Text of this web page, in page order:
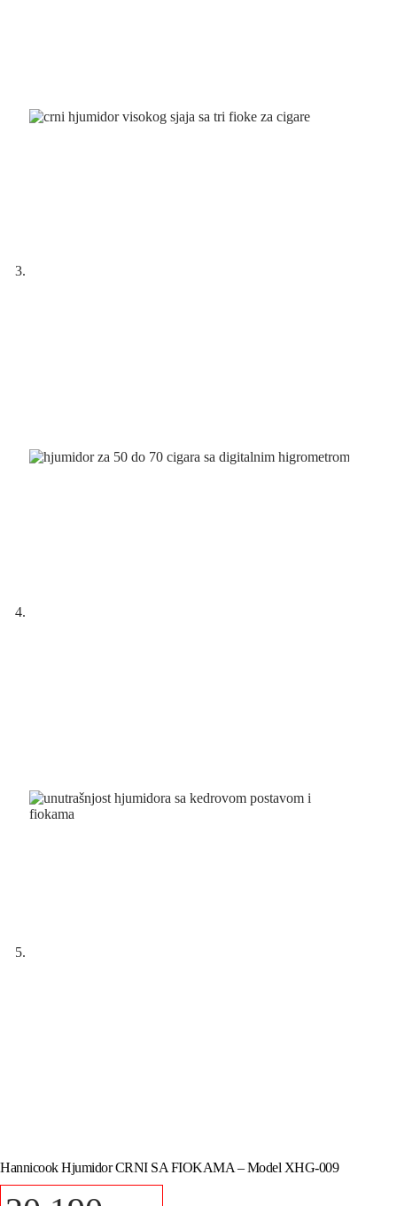
Hannicook Hjumidor CRNI SA FIOKAMA – Model XHG-009